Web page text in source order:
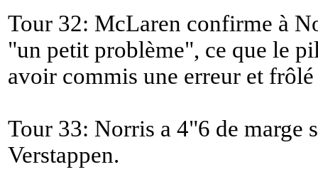
Tour 32: McLaren confirme à
"un petit problème", ce que le
avoir commis une erreur et
Tour 33: Norris a 4"6 de marge
Verstappen.